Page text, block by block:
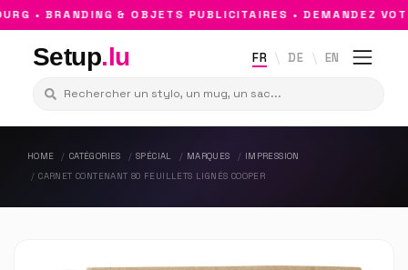
• BRANDING & OBJETS PUBLICITAIRES • DEMANDEZ
Setup.lu FR DE EN
HOME CATÉGORIES SPÉCIAL MARQUES
IMPRESSION
CARNET CONTENANT 80 FEUILLETS LIGNÉS COOPER